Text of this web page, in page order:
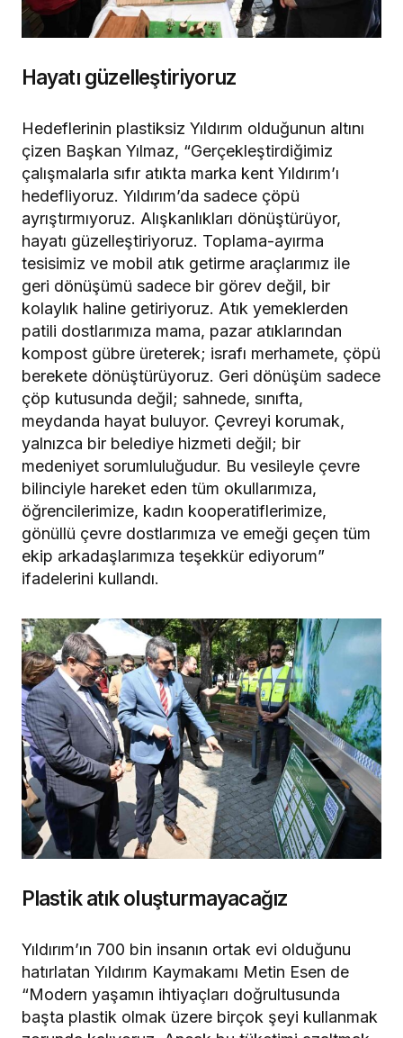
Hayatı güzelleştiriyoruz
Hedeflerinin plastiksiz Yıldırım olduğunun altını
çizen Başkan Yılmaz, “Gerçekleştirdiğimiz
çalışmalarla sıfır atıkta marka kent Yıldırım’ı
hedefliyoruz. Yıldırım’da sadece çöpü
ayrıştırmıyoruz. Alışkanlıkları dönüştürüyor,
hayatı güzelleştiriyoruz. Toplama-ayırma
tesisimiz ve mobil atık getirme araçlarımız ile
geri dönüşümü sadece bir görev değil, bir
kolaylık haline getiriyoruz. Atık yemeklerden
patili dostlarımıza mama, pazar atıklarından
kompost gübre üreterek; israfı merhamete, çöpü
berekete dönüştürüyoruz. Geri dönüşüm sadece
çöp kutusunda değil; sahnede, sınıfta,
meydanda hayat buluyor. Çevreyi korumak,
yalnızca bir belediye hizmeti değil; bir
medeniyet sorumluluğudur. Bu vesileyle çevre
bilinciyle hareket eden tüm okullarımıza,
öğrencilerimize, kadın kooperatiflerimize,
gönüllü çevre dostlarımıza ve emeği geçen tüm
ekip arkadaşlarımıza teşekkür ediyorum”
ifadelerini kullandı.
Plastik atık oluşturmayacağız
Yıldırım’ın 700 bin insanın ortak evi olduğunu
hatırlatan Yıldırım Kaymakamı Metin Esen de
“Modern yaşamın ihtiyaçları doğrultusunda
başta plastik olmak üzere birçok şeyi kullanmak